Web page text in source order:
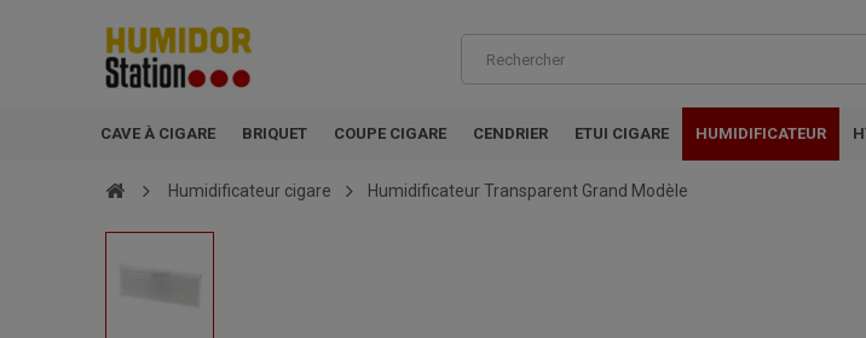
CAVE À CIGARE BRIQUET COUPE CIGARE CENDRIER ETUI CIGARE HUMIDIFICATEUR
Humidificateur cigare Humidificateur Transparent Grand Modèle